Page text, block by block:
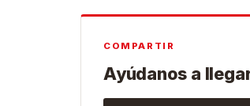
COMPARTIR
Ayúdanos a